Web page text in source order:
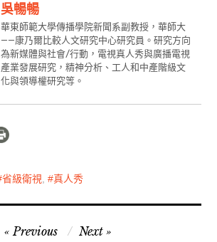
吳暢暢
華東師範大學傳播學院新聞系副教授，華師大
——康乃爾比較人文研究中心研究員。研究方向
為新媒體與社會/行動，電視真人秀與廣播電視
產業發展研究，精神分析、工人和中產階級文
化與領導權研究等。
省級衛視 , 真人秀
Previous Next